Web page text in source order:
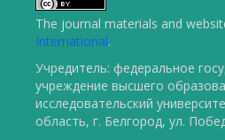
The journal materials and
International.
Учредитель: федеральное
учреждение высшего
исследовательский
область, г. Белгород, ул.